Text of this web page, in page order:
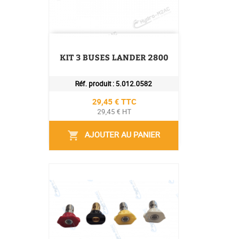
KIT 3 BUSES LANDER 2800
Réf. produit : 5.012.0582
Prix
29,45 € TTC
29,45 € HT
shopping_cart AJOUTER AU PANIER